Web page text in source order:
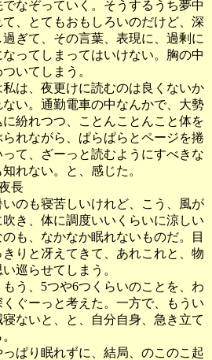
でなぞっていく。そうするうち夢中
て、とてもおもしろいのだけど、深
過ぎて、その言葉、表現に、過剰に
なってしまってはいけない。胸の中
いてしまう。
私は、夜更けに読むのは良くないか
ない。通勤電車の中なんかで、大勢
に紛れつつ、ことんことんこと体を
られながら、ぱらぱらとページを捲
って、ざーっと読むようにすべきな
れない。と、感じた。
長
いのも寝苦しいけれど、こう、風が
吹き、体に調度いいくらいに涼しい
も、なかなか眠れないものだ。目
きりと冴えてきて、あれこれと、物
巡らせてしまう。
う、5つや6つくらいのことを、わ
くぐーっと考えた。一方で、もうい
寝ないと、と、自分自身、急き立て
っぱり眠れずに、結局、のこのこ起